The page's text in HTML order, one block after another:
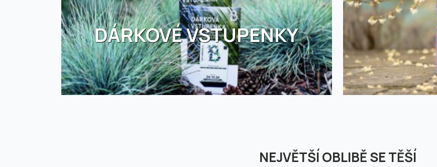
DÁRKOVÉ VSTUPENKY
NEJVĚTŠÍ OBLIBĚ SE TĚŠÍ